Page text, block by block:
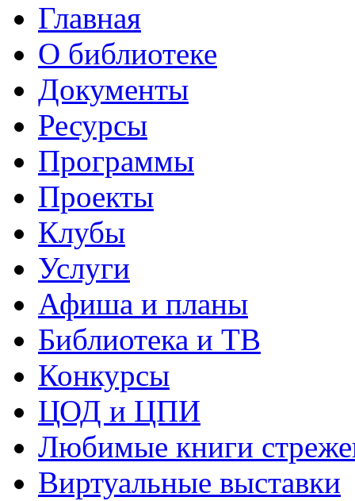
Главная
О библиотеке
Документы
Ресурсы
Программы
Проекты
Клубы
Услуги
Афиша и планы
Библиотека и ТВ
Конкурсы
ЦОД и ЦПИ
Любимые книги
Виртуальные выставки